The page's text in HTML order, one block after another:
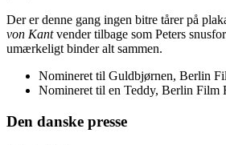
Der er denne gang ingen bitre tårer på
von Kantvender tilbage som Peters
umærkeligt binder alt sammen.
Nomineret til Guldbjørnen, Berlin
Nomineret til en Teddy, Berlin Film
Den danske presse